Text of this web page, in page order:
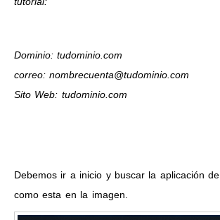
Dominio: tudominio.com
correo: nombrecuenta@tudominio.com
Sito Web: tudominio.com
Debemos ir a inicio y buscar la aplicación de
como esta en la imagen.